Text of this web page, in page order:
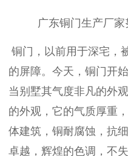
广东铜门生产厂
铜门，以前用于深宅，
的屏障。今天，铜门开
当别墅其气度非凡的外
的外观，它的气质厚重
体建筑，铜耐腐蚀，抗
卓越，辉煌的色调，不